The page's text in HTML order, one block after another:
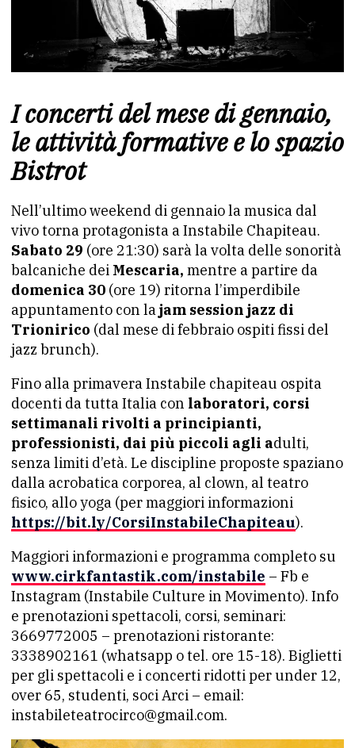
I concerti del mese di gennaio,
le attività formative e lo spazio
Bistrot
Nell’ultimo weekend di gennaio la musica dal
vivo torna protagonista a Instabile Chapiteau.
Sabato 29 (ore 21:30) sarà la volta delle sonorità
balcaniche dei Mescaria, mentre a partire da
domenica 30 (ore 19) ritorna l’imperdibile
appuntamento con lajam session jazz di
Trionirico (dal mese di febbraio ospiti fissi del
jazz brunch).
Fino alla primavera Instabile chapiteau ospita
docenti da tutta Italia con laboratori, corsi
settimanali rivolti a principianti,
professionisti, dai più piccoli agli adulti,
senza limiti d’età. Le discipline proposte spaziano
dalla acrobatica corporea, al clown, al teatro
fisico, allo yoga (per maggiori informazioni
https://bit.ly/CorsiInstabileChapiteau).
Maggiori informazioni e programma completo su
www.cirkfantastik.com/instabile – Fb e
Instagram (Instabile Culture in Movimento). Info
e prenotazioni spettacoli, corsi, seminari:
3669772005 – prenotazioni ristorante:
3338902161 (whatsapp o tel. ore 15-18). Biglietti
per gli spettacoli e i concerti ridotti per under 12,
over 65, studenti, soci Arci – email:
instabileteatrocirco@gmail.com.